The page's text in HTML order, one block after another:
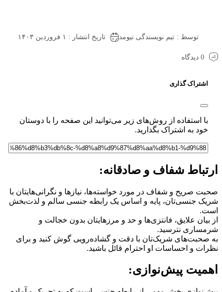
توسط : تیم نویسندگی نیومد تاریخ انتشار : ۱ فروردین ۱۴۰۳
0 دیدگاه
اشتراک گذاری
با استفاده از روش‌های زیر می‌توانید این صفحه را با دوستان
خود به اشتراک بگذارید.
شفاف و صادقانه:
صریح و شفاف در مورد خواسته‌ها، نیازها و نگرانی‌هایتان با
جنسی‌تان، پایه و اساس یک رابطه جنسی سالم و لذت‌بخش
علایق، فانتزی‌ها و حد و مرزهایتان بدون خجالت و
نترسید.
شریک‌تان با دقت و گشاده‌رویی گوش کنید و برای
و احساسات او احترام قائل باشید.
پیش‌نوازی: